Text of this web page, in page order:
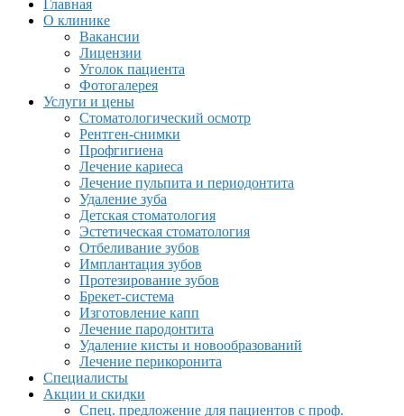
Главная
О клинике
Вакансии
Лицензии
Уголок пациента
Фотогалерея
Услуги и цены
Стоматологический осмотр
Рентген-снимки
Профгигиена
Лечение кариеса
Лечение пульпита и периодонтита
Удаление зуба
Детская стоматология
Эстетическая стоматология
Отбеливание зубов
Имплантация зубов
Протезирование зубов
Брекет-система
Изготовление капп
Лечение пародонтита
Удаление кисты и новообразований
Лечение перикоронита
Специалисты
Акции и скидки
Спец. предложение для пациентов с проф.